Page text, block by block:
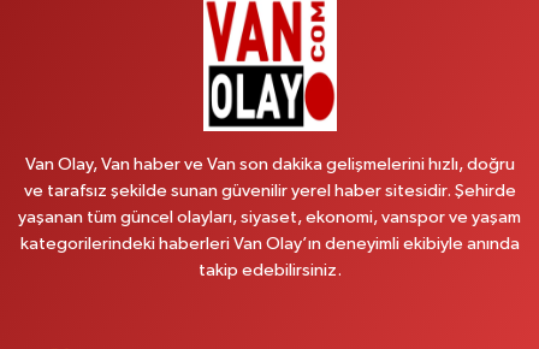
Yol Tarifi Al
BEYAZIT MAH.ZEYLAN CADDESİ OKYANUS GİYİM YANI NO:1
Afşar Eczanesi
Kazım Karabekir cad.Eski Araştırma Hastanesi karşısı (kent park karşısı )
Van Olay, Van haber ve Van son dakika gelişmelerini hızlı, doğru
ve tarafsız şekilde sunan güvenilir yerel haber sitesidir. Şehirde
yaşanan tüm güncel olayları, siyaset, ekonomi, vanspor ve yaşam
kategorilerindeki haberleri Van Olay’ın deneyimli ekibiyle anında
takip edebilirsiniz.